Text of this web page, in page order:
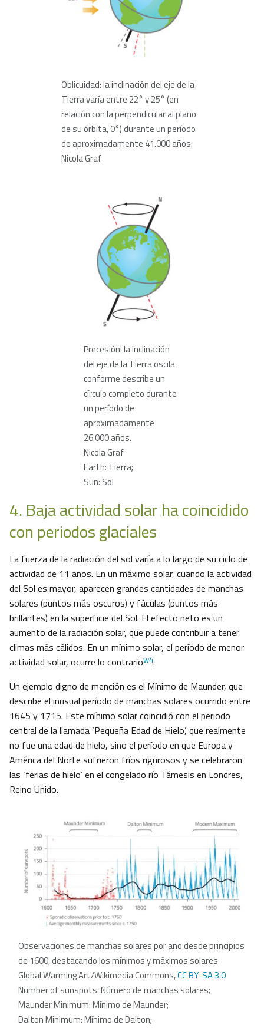
Oblicuidad: la inclinación del eje de la
Tierra varía entre 22° y 25° (en
relación con la perpendicular al plano
de su órbita, 0°) durante un período
de aproximadamente 41.000 años.
Nicola Graf
Precesión: la inclinación
del eje de la Tierra oscila
conforme describe un
círculo completo durante
un período de
aproximadamente
26.000 años.
Nicola Graf
Earth: Tierra;
Sun: Sol
4. Baja actividad solar ha coincidido
con periodos glaciales
La fuerza de la radiación del sol varía a lo largo de su ciclo de
actividad de 11 años. En un máximo solar, cuando la actividad
del Sol es mayor, aparecen grandes cantidades de manchas
solares (puntos más oscuros) y fáculas (puntos más
brillantes) en la superficie del Sol. El efecto neto es un
aumento de la radiación solar, que puede contribuir a tener
climas más cálidos. En un mínimo solar, el período de menor
actividad solar, ocurre lo contrariow4.
Un ejemplo digno de mención es el Mínimo de Maunder, que
describe el inusual período de manchas solares ocurrido entre
1645 y 1715. Este mínimo solar coincidió con el periodo
central de la llamada ‘Pequeña Edad de Hielo’, que realmente
no fue una edad de hielo, sino el período en que Europa y
América del Norte sufrieron fríos rigurosos y se celebraron
las ‘ferias de hielo’ en el congelado río Támesis en Londres,
Reino Unido.
Observaciones de manchas solares por año desde principios
de 1600, destacando los mínimos y máximos solares
Global Warming Art/Wikimedia Commons,CC BY-SA 3.0
Number of sunspots: Número de manchas solares;
Maunder Minimum: Mínimo de Maunder;
Dalton Minimum: Mínimo de Dalton;